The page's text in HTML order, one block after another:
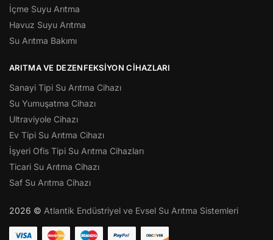
İçme Suyu Arıtma
Havuz Suyu Arıtma
Su Arıtma Bakımı
ARITMA VE DEZENFEKSIYON CIHAZLARI
Sanayi Tipi Su Arıtma Cihazı
Su Yumuşatma Cihazı
Ultraviyole Cihazı
Ev Tipi Su Arıtma Cihazı
İşyeri Ofis Tipi Su Arıtma Cihazları
Ticari Su Arıtma Cihazı
Saf Su Arıtma Cihazı
2026 © Atlantik Endüstriyel ve Evsel Su Arıtma Sistemleri